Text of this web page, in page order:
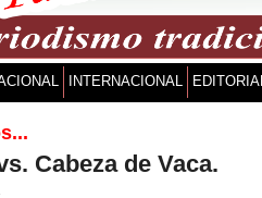
INTERNACIONAL
Cabeza de Vaca.